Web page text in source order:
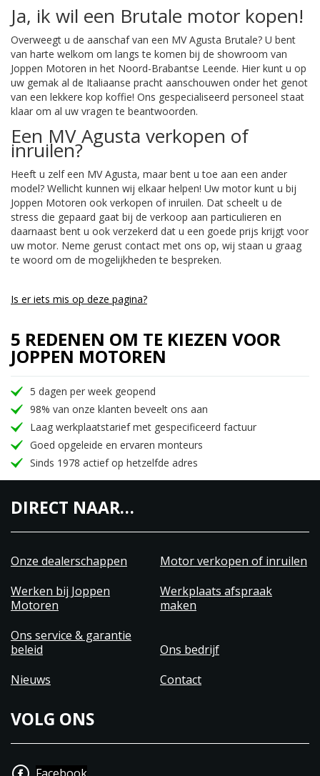
Ja, ik wil een Brutale motor kopen!
Overweegt u de aanschaf van een MV Agusta Brutale? U bent
van harte welkom om langs te komen bij de showroom van
Joppen Motoren in het Noord-Brabantse Leende. Hier kunt u op
uw gemak al de Italiaanse pracht aanschouwen onder het genot
van een lekkere kop koffie! Ons gespecialiseerd personeel staat
klaar om al uw vragen te beantwoorden.
Een MV Agusta verkopen of
inruilen?
Heeft u zelf een MV Agusta, maar bent u toe aan een ander
model? Wellicht kunnen wij elkaar helpen! Uw motor kunt u bij
Joppen Motoren ook verkopen of inruilen. Dat scheelt u de
stress die gepaard gaat bij de verkoop aan particulieren en
daarnaast bent u ook verzekerd dat u een goede prijs krijgt voor
uw motor. Neme gerust contact met ons op, wij staan u graag
te woord om de mogelijkheden te bespreken.
Is er iets mis op deze pagina?
5 REDENEN OM TE KIEZEN VOOR
JOPPEN MOTOREN
5 dagen per week geopend
98% van onze klanten beveelt ons aan
Laag werkplaatstarief met gespecificeerd factuur
Goed opgeleide en ervaren monteurs
Sinds 1978 actief op hetzelfde adres
DIRECT NAAR…
Onze dealerschappen
Motor verkopen of inruilen
Werken bij Joppen
Motoren
Werkplaats afspraak
maken
Ons service & garantie
beleid
Ons bedrijf
Nieuws
Contact
VOLG ONS